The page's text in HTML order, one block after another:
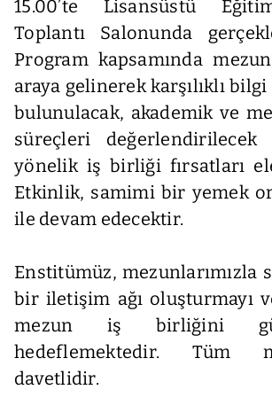
15.00’te Lisansüstü
Toplantı Salonunda
Program kapsamında
araya gelinerek karşılıklı
bulunulacak, akademik ve
süreçleri değerlendirilecek
yönelik iş birliği fırsatları
Etkinlik, samimi bir yemek
ile devam edecektir.
Enstitümüz, mezunlarımızla
bir iletişim ağı oluşturmayı
mezun iş birliğini
hedeflemektedir. Tüm
davetlidir.